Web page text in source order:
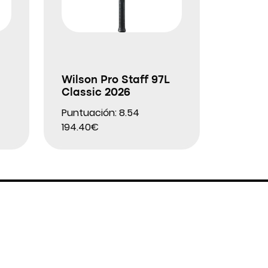
Wilson Pro Staff 97L
Classic 2026
Puntuación: 8.54
194.40€